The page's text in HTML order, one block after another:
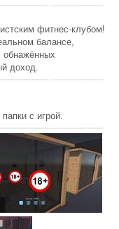
фитнес-клубом!
балансе,
обнажённых
доход.
с игрой.